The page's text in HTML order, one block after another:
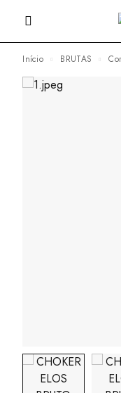
Início BRUTAS